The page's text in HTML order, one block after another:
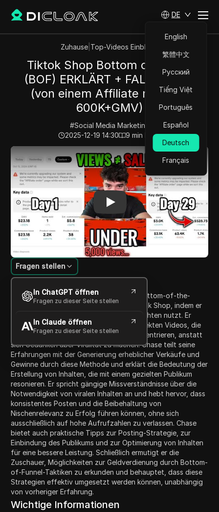
DE
English
繁體中文
Русский
Tiếng Việt
Português
Español
Deutsch
Français
Zuhause Top-Videos Einblicke
Tiktok Shop Bottom of Funnel
(BOF) ERKLÄRT + FALLSTUDIE
(von einem Affiliate mit über
600K+GMV)
#Social Media Marketing
2025-12-19 14:30
9 min lesen
Play Video:Tiktok Shop Bottom of Funnel (BOF)
Inhaltsübersicht
Fragen stellen
In ChatGPT öffnen
Fragen zu dieser Seite stellen
In Claude öffnen
Fragen zu dieser Seite stellen
In diesem Video spricht Chase über die Bottom-of-the-
Funnel (BOF) Marketingstrategie für TikTok Shop, indem er
persönliche Erfolgsgeschichten und Einsichten nutzt. Er
betont die Effektivität von einfachen, direkten Videos, die
sich auf den Verkauf von Produkten konzentrieren, anstatt
sich Gedanken über Viralität zu machen. Chase teilt seine
Erfahrungen mit der Generierung erheblicher Verkäufe und
Gewinne durch diese Methode und erklärt die Bedeutung der
Erstellung von Inhalten, die mit einem gezielten Publikum
resonieren. Er spricht gängige Missverständnisse über die
Notwendigkeit von viralen Inhalten an und hebt hervor, dass
konsistentes Posten und die Beibehaltung von
Nischenrelevanz zu Erfolg führen können, ohne sich
ausschließlich auf hohe Aufrufzahlen zu verlassen. Chase
bietet auch praktische Tipps zur Posting-Strategie, zur
Einbindung des Publikums und zur Optimierung von Inhalten
für eine bessere Leistung. Schließlich ermutigt er die
Zuschauer, Möglichkeiten zur Geldverdienung durch Bottom-
of-Funnel-Taktiken zu erkunden und behauptet, dass diese
Strategien effektiv umgesetzt werden können, unabhängig
von vorheriger Erfahrung.
Wichtige Informationen